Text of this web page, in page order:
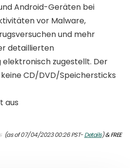
Android-Geräten bei
vor Malware,
und mehr
detaillierten
zugestellt. Der
CD/DVD/Speichersticks
aus
price
price
(as of 07/04/2023 00:26 PST-Details)&FREE